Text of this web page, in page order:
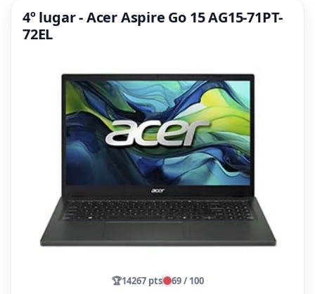
4º lugar - Acer Aspire Go 15 AG15-71PT-
72EL
🏆14267 pts 69 / 100